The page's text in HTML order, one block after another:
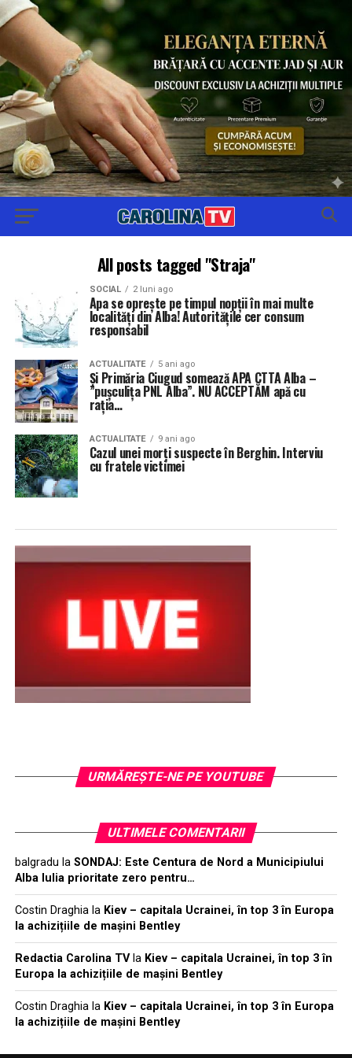
All posts tagged "Straja"
SOCIAL 2 luni ago
Apa se oprește pe timpul nopții în mai multe
localități din Alba! Autoritățile cer consum
responsabil
ACTUALITATE 5 ani ago
Și Primăria Ciugud somează APA CTTA Alba –
”pușculița PNL Alba”. NU ACCEPTĂM apă cu
rația…
ACTUALITATE 9 ani ago
Cazul unei morți suspecte în Berghin. Interviu
cu fratele victimei
URMĂREŞTE-NE PE YOUTUBE
ULTIMELE COMENTARII
balgradu la SONDAJ: Este Centura de Nord a Municipiului
Alba Iulia prioritate zero pentru…
Costin Draghiala Kiev – capitala Ucrainei, în top 3 în Europa
la achizițiile de mașini Bentley
Redactia Carolina TVla Kiev – capitala Ucrainei, în top 3 în
Europa la achizițiile de mașini Bentley
Costin Draghiala Kiev – capitala Ucrainei, în top 3 în Europa
la achizițiile de mașini Bentley